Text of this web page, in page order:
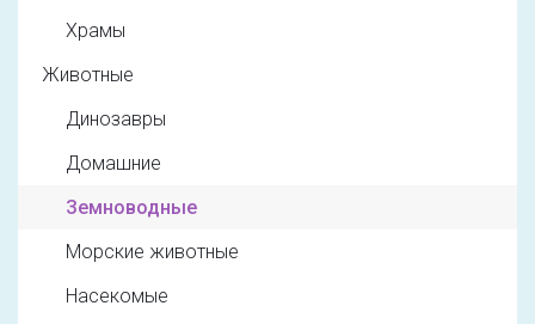
Храмы
Животные
Динозавры
Домашние
Земноводные
Морские животные
Насекомые